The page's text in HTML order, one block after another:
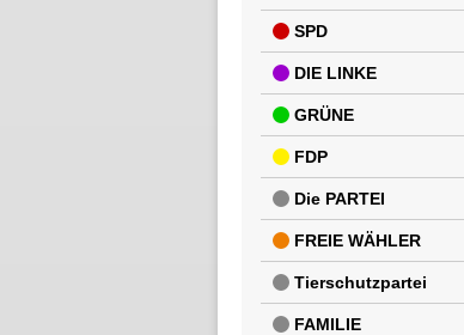
SPD
DIE LINKE
GRÜNE
FDP
Die PARTEI
FREIE WÄHLER
Tierschutzpartei
FAMILIE